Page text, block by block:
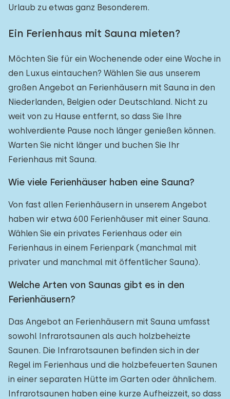
Urlaub zu etwas ganz Besonderem.
Ein Ferienhaus mit Sauna mieten?
Möchten Sie für ein Wochenende oder eine Woche in
den Luxus eintauchen? Wählen Sie aus unserem
großen Angebot an Ferienhäusern mit Sauna in den
Niederlanden, Belgien oder Deutschland. Nicht zu
weit von zu Hause entfernt, so dass Sie Ihre
wohlverdiente Pause noch länger genießen können.
Warten Sie nicht länger und buchen Sie Ihr
Ferienhaus mit Sauna.
Wie viele Ferienhäuser haben eine Sauna?
Von fast allen Ferienhäusern in unserem Angebot
haben wir etwa 600 Ferienhäuser mit einer Sauna.
Wählen Sie ein privates Ferienhaus oder ein
Ferienhaus in einem Ferienpark (manchmal mit
privater und manchmal mit öffentlicher Sauna).
Welche Arten von Saunas gibt es in den
Ferienhäusern?
Das Angebot an Ferienhäusern mit Sauna umfasst
sowohl Infrarotsaunen als auch holzbeheizte
Saunen. Die Infrarotsaunen befinden sich in der
Regel im Ferienhaus und die holzbefeuerten Saunen
in einer separaten Hütte im Garten oder ähnlichem.
Infrarotsaunen haben eine kurze Aufheizzeit, so dass